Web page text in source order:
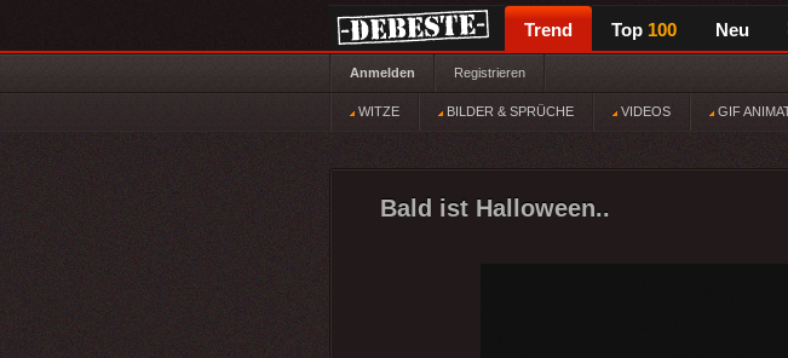
Trend Top 100 Neu
Anmelden Registrieren
WITZE BILDER & SPRÜCHE VIDEOS GIF
Bald ist Halloween..